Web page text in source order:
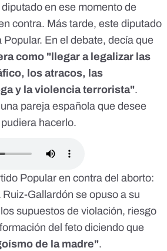
en ese momento de
contra. Más tarde, este diputado
En el debate, decía que
como "llegar a legalizar las
los atracos, las
y la violencia terrorista".
pareja española que desee
hacerlo.
Popular en contra del aborto:
Gallardón se opuso a su
supuestos de violación, riesgo
del feto diciendo que
de la madre".